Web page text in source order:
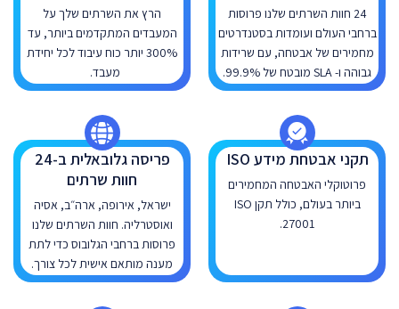
24 חוות השרתים שלנו פרוסות
ברחבי העולם ועומדות בסטנדרטים
מחמירים של אבטחה, עם שרידות
גבוהה ו- SLA מובטח של 99.9%.
הרץ את השרתים שלך על
המעבדים המתקדמים ביותר, עד
300% יותר כוח עיבוד לכל יחידת
מעבד.
תקני אבטחת מידע ISO
פרוטוקלי האבטחה המחמירים
ביותר בעולם, כולל תקן ISO
27001.
פריסה גלובאלית ב-24
חוות שרתים
ישראל, אירופה, ארה״ב, אסיה
ואוסטרליה. חוות השרתים שלנו
פרוסות ברחבי הגלובוס כדי לתת
מענה מותאם אישית לכל צורך.